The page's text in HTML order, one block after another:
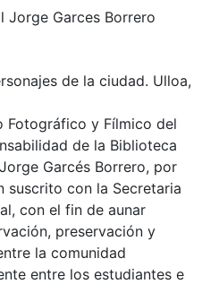
Jorge Garces Borrero
de la ciudad. Ulloa,
Fotográfico y Fílmico del
de la Biblioteca
Garcés Borrero, por
suscrito con la Secretaria
con el fin de aunar
preservación y
la comunidad
entre los estudiantes e